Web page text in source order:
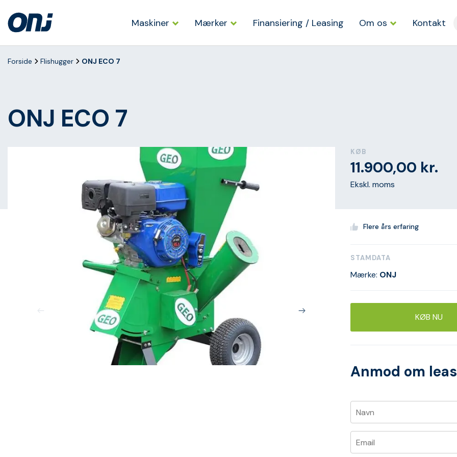
Maskiner Mærker Finansiering / Leasing Om os Kontakt
Forside Flishugger ONJ ECO 7
ONJ ECO 7
KØB
11.900,00 kr.
Ekskl. moms
Flere års erfaring
STAMDATA
Mærke: ONJ
KØB NU
Anmod om